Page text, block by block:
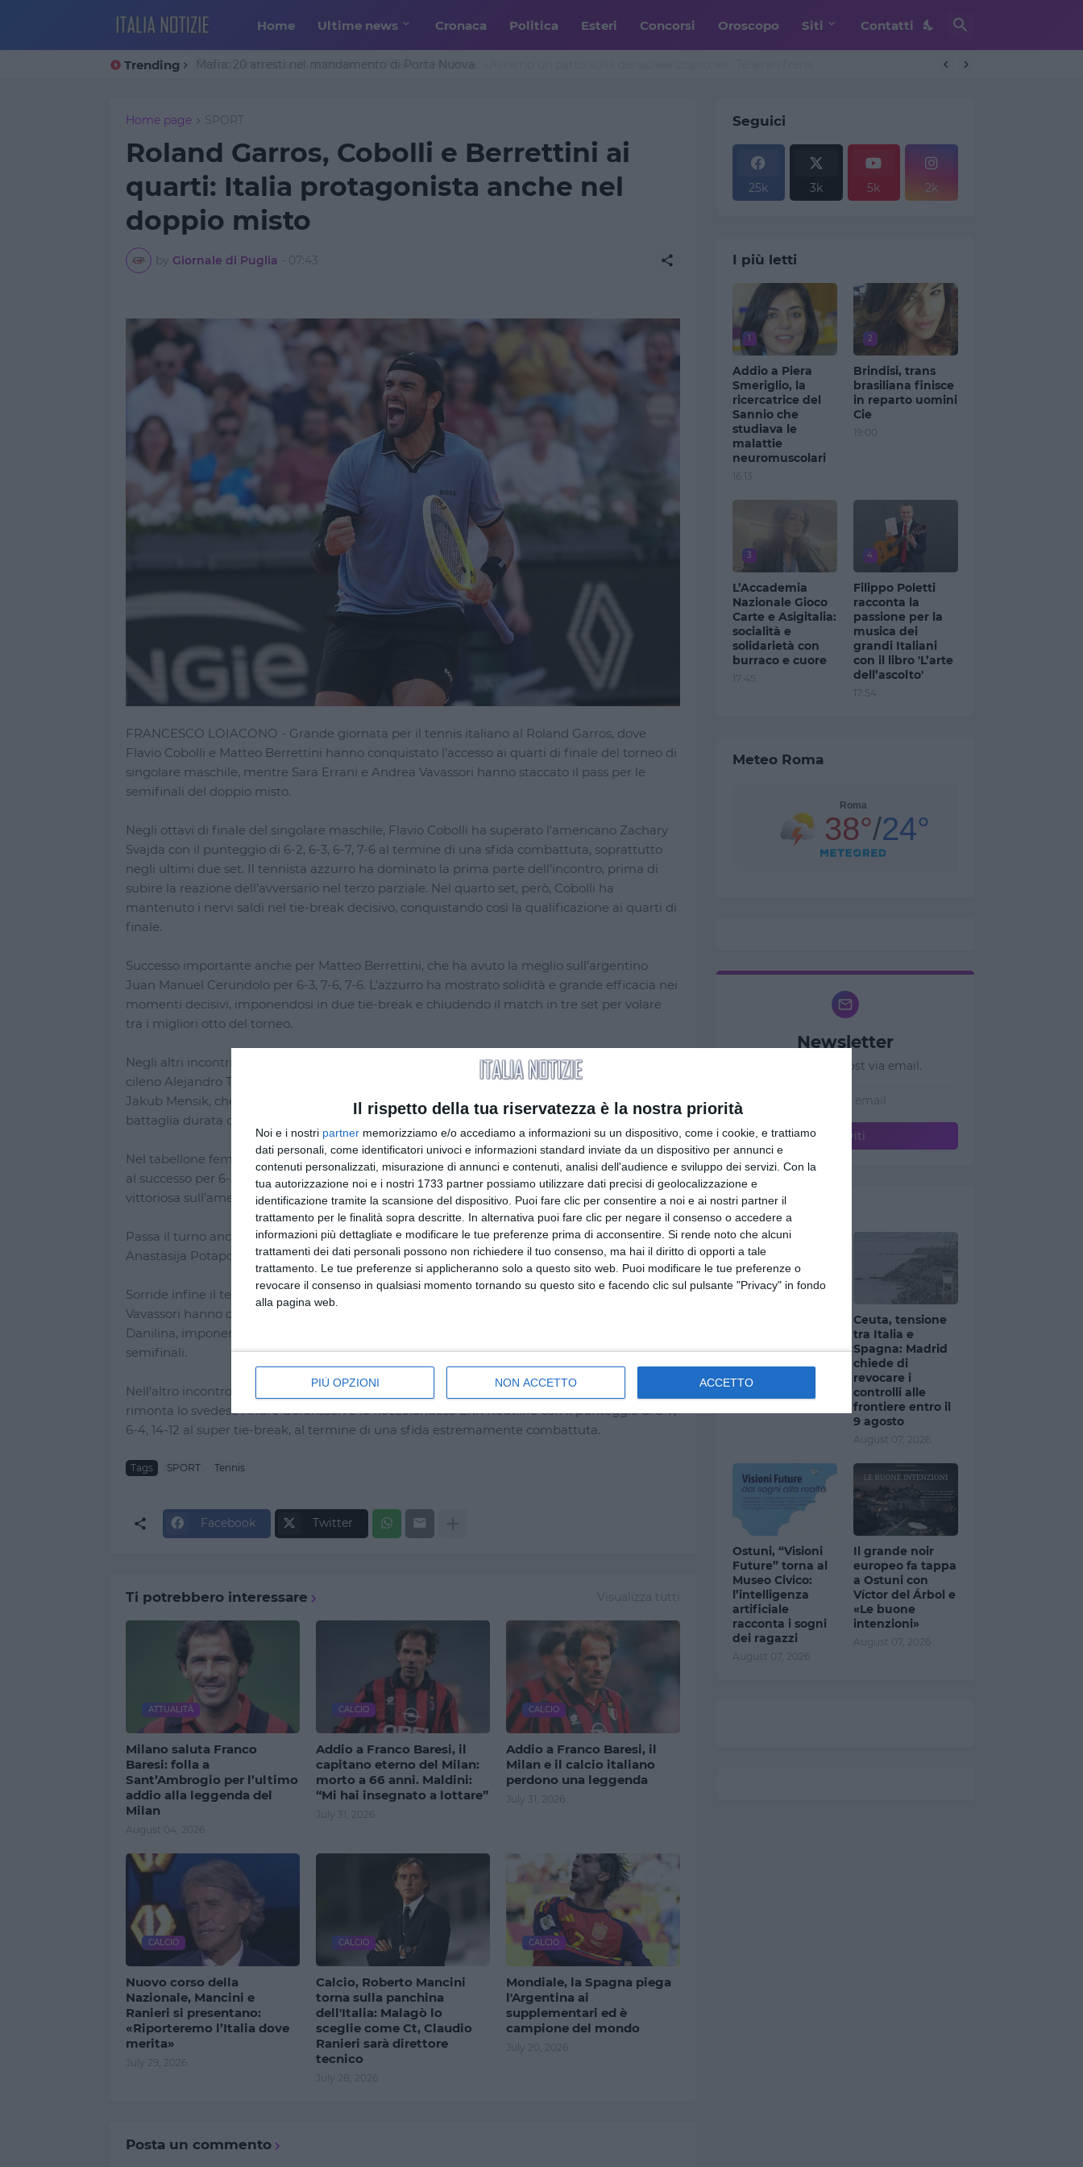
Il rispetto della tua riservatezza è la nostra priorità
Noi e i nostri partner memorizziamo e/o accediamo a informazioni su un dispositivo, come i cookie, e trattiamo
dati personali, come identificatori univoci e informazioni standard inviate da un dispositivo per annunci e
contenuti personalizzati, misurazione di annunci e contenuti, analisi dell'audience e sviluppo dei servizi. Con la
tua autorizzazione noi e i nostri 1733 partner possiamo utilizzare dati precisi di geolocalizzazione e
identificazione tramite la scansione del dispositivo. Puoi fare clic per consentire a noi e ai nostri partner il
trattamento per le finalità sopra descritte. In alternativa puoi fare clic per negare il consenso o accedere a
informazioni più dettagliate e modificare le tue preferenze prima di acconsentire. Si rende noto che alcuni
trattamenti dei dati personali possono non richiedere il tuo consenso, ma hai il diritto di opporti a tale
trattamento. Le tue preferenze si applicheranno solo a questo sito web. Puoi modificare le tue preferenze o
revocare il consenso in qualsiasi momento tornando su questo sito e facendo clic sul pulsante "Privacy" in fondo
alla pagina web.
PIÙ OPZIONI NON ACCETTO ACCETTO
Home Ultime news Cronaca Politica Esteri Concorsi Oroscopo Siti Contatti
Trending Trump annuncia un accordo con l’Iran su Hormuz: «Avremo un patto sulla denuclearizzazione». Teheran frena
Home page SPORT
Roland Garros, Cobolli e Berrettini ai
quarti: Italia protagonista anche nel
doppio misto
by Giornale di Puglia - 07:43
FRANCESCO LOIACONO - Grande giornata per il tennis italiano al Roland Garros, dove
Flavio Cobolli e Matteo Berrettini hanno conquistato l’accesso ai quarti di finale del torneo di
singolare maschile, mentre Sara Errani e Andrea Vavassori hanno staccato il pass per le
semifinali del doppio misto.
Negli ottavi di finale del singolare maschile, Flavio Cobolli ha superato l’americano Zachary
Svajda con il punteggio di 6-2, 6-3, 6-7, 7-6 al termine di una sfida combattuta, soprattutto
negli ultimi due set. Il tennista azzurro ha dominato la prima parte dell’incontro, prima di
subire la reazione dell’avversario nel terzo parziale. Nel quarto set, però, Cobolli ha
mantenuto i nervi saldi nel tie-break decisivo, conquistando così la qualificazione ai quarti di
finale.
Successo importante anche per Matteo Berrettini, che ha avuto la meglio sull’argentino
Juan Manuel Cerundolo per 6-3, 7-6, 7-6. L’azzurro ha mostrato solidità e grande efficacia nei
momenti decisivi, imponendosi in due tie-break e chiudendo il match in tre set per volare
tra i migliori otto del torneo.
Negli altri incontri degli ottavi, il canadese Felix Auger-Aliassime ha sconfitto nettamente il
cileno Alejandro Tabilo con il punteggio di 6-3, 7-5, 6-1. Vittoria in cinque set invece per il ceco
Jakub Mensik, che ha prevalso sul russo Andrej Rublev per 6-3, 7-6, 4-6, 2-6, 6-3 dopo una
battaglia durata oltre quattro ore.
Nel tabellone femminile, la polacca Maja Chwalinska ha conquistato i quarti di finale grazie
al successo per 6-3, 6-2 sulla francese Diane Parry. Avanza anche la russa Diana Snajder,
vittoriosa sull’americana Madison Keys con il punteggio di 6-3, 3-6, 6-0.
Passa il turno anche la russa Anna Kalinskaya, che ha avuto la meglio sull’austriaca
Anastasija Potapova in una sfida molto equilibrata, conclusa sul 6-4, 2-6, 7-6.
Sorride infine il tennis italiano nel doppio misto. Nei quarti di finale Sara Errani e Andrea
Vavassori hanno dominato il confronto contro l’americano James Tracy e la kazaka Anna
Danilina, imponendosi con un netto 6-2, 6-2 e conquistando così la qualificazione alle
semifinali.
Nell’altro incontro, il croato Nikola Mektic e l’americana Asia Muhammad hanno superato in
rimonta lo svedese André Goransson e la neozelandese Erin Routliffe con il punteggio di 5-7,
6-4, 14-12 al super tie-break, al termine di una sfida estremamente combattuta.
Tags SPORT Tennis
Facebook Twitter
Ti potrebbero interessare Visualizza tutti
ATTUALITÀ
Milano saluta Franco
Baresi: folla a
Sant’Ambrogio per l’ultimo
addio alla leggenda del
Milan
August 04, 2026
CALCIO
Addio a Franco Baresi, il
capitano eterno del Milan:
morto a 66 anni. Maldini:
“Mi hai insegnato a lottare”
July 31, 2026
CALCIO
Addio a Franco Baresi, il
Milan e il calcio italiano
perdono una leggenda
July 31, 2026
CALCIO
Nuovo corso della
Nazionale, Mancini e
Ranieri si presentano:
«Riporteremo l’Italia dove
merita»
July 29, 2026
CALCIO
Calcio, Roberto Mancini
torna sulla panchina
dell'Italia: Malagò lo
sceglie come Ct, Claudio
Ranieri sarà direttore
tecnico
July 28, 2026
CALCIO
Mondiale, la Spagna piega
l'Argentina ai
supplementari ed è
campione del mondo
July 20, 2026
Posta un commento
Seguici
25k 3k 5k 2k
I più letti
1
Addio a Piera
Smeriglio, la
ricercatrice del
Sannio che
studiava le
malattie
neuromuscolari
16:13
2
Brindisi, trans
brasiliana finisce
in reparto uomini
Cie
19:00
3
L’Accademia
Nazionale Gioco
Carte e Asigitalia:
socialità e
solidarietà con
burraco e cuore
17:45
4
Filippo Poletti
racconta la
passione per la
musica dei
grandi Italiani
con il libro 'L’arte
dell’ascolto'
17:54
Meteo Roma
Newsletter
Ricevi nuovi post via email.
Ultimi articoli
temporali: rischio
grandine dalla
serata
August 07, 2026
Ceuta, tensione
tra Italia e
Spagna: Madrid
chiede di
revocare i
controlli alle
frontiere entro il
9 agosto
August 07, 2026
Ostuni, “Visioni
Future” torna al
Museo Civico:
l’intelligenza
artificiale
racconta i sogni
dei ragazzi
August 07, 2026
Il grande noir
europeo fa tappa
a Ostuni con
Víctor del Árbol e
«Le buone
intenzioni»
August 07, 2026